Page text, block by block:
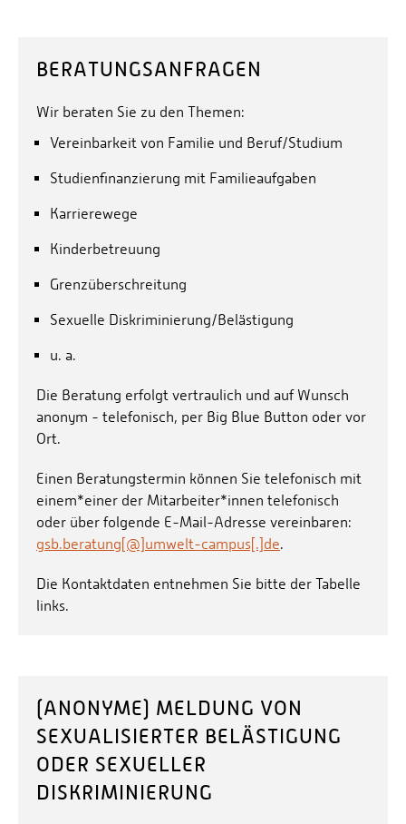
BERATUNGSANFRAGEN
Wir beraten Sie zu den Themen:
Vereinbarkeit von Familie und Beruf/Studium
Studienfinanzierung mit Familieaufgaben
Karrierewege
Kinderbetreuung
Grenzüberschreitung
Sexuelle Diskriminierung/Belästigung
u. a.
Die Beratung erfolgt vertraulich und auf Wunsch
anonym - telefonisch, per Big Blue Button oder vor
Ort.
Einen Beratungstermin können Sie telefonisch mit
einem*einer der Mitarbeiter*innen telefonisch
oder über folgende E-Mail-Adresse vereinbaren:
gsb.beratung[@]umwelt-campus[.]de.
Die Kontaktdaten entnehmen Sie bitte der Tabelle
links.
(ANONYME) MELDUNG VON
SEXUALISIERTER BELÄSTIGUNG
ODER SEXUELLER
DISKRIMINIERUNG